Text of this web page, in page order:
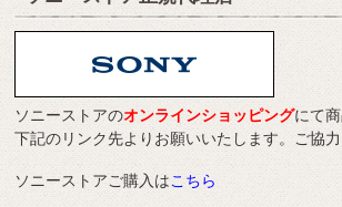
ソニーストアのオンラインショッピングにて
下記のリンク先よりお願いいたします。ご協力
ソニーストアご購入はこちら